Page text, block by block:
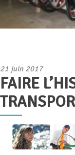
Publié
le
21 juin 2017
FAIRE